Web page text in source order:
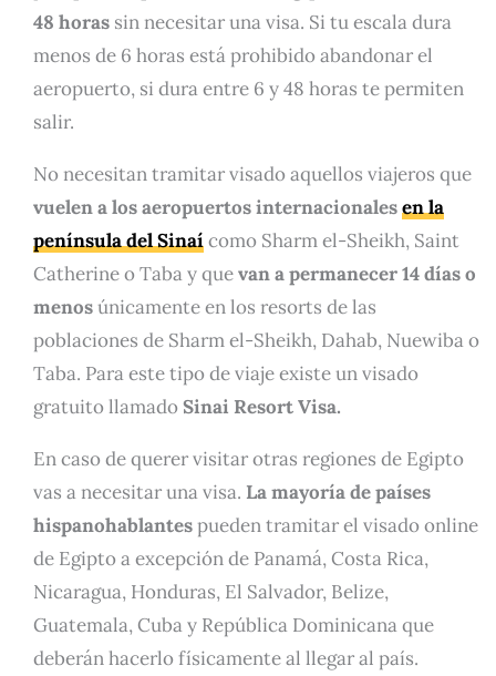
48 horas sin necesitar una visa. Si tu escala dura
menos de 6 horas está prohibido abandonar el
aeropuerto, si dura entre 6 y 48 horas te permiten
salir.
No necesitan tramitar visado aquellos viajeros que
vuelen a los aeropuertos internacionalesen la
península del Sinaícomo Sharm el-Sheikh, Saint
Catherine o Taba y quevan a permanecer 14 días o
menosúnicamente en los resorts de las
poblaciones de Sharm el-Sheikh, Dahab, Nuewiba o
Taba. Para este tipo de viaje existe un visado
gratuito llamadoSinai Resort Visa.
En caso de querer visitar otras regiones de Egipto
vas a necesitar una visa. La mayoría de países
hispanohablantespueden tramitar el visado online
de Egipto a excepción de Panamá, Costa Rica,
Nicaragua, Honduras, El Salvador, Belize,
Guatemala, Cuba y República Dominicana que
deberán hacerlo físicamente al llegar al país.